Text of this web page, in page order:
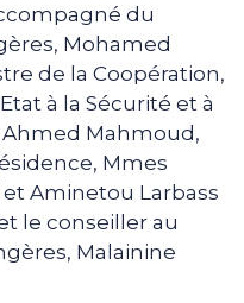
du
Mohamed
de la Coopération,
à la Sécurité et à
Mahmoud,
Mmes
Aminetou Larbass
le conseiller au
Malainine